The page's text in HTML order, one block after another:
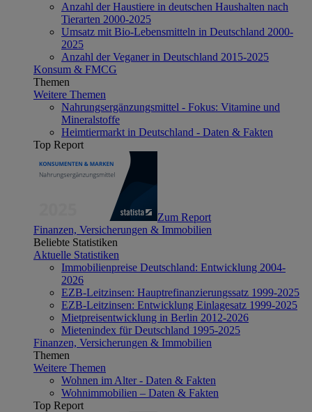
Anzahl der Haustiere in deutschen Haushalten nach
Tierarten 2000-2025
Umsatz mit Bio-Lebensmitteln in Deutschland 2000-
2025
Anzahl der Veganer in Deutschland 2015-2025
Konsum & FMCG
Themen
Weitere Themen
Nahrungsergänzungsmittel - Fokus: Vitamine und
Mineralstoffe
Heimtiermarkt in Deutschland - Daten & Fakten
Top Report
Zum Report
Finanzen, Versicherungen & Immobilien
Beliebte Statistiken
Aktuelle Statistiken
Immobilienpreise Deutschland: Entwicklung 2004-
2026
EZB-Leitzinsen: Hauptrefinanzierungssatz 1999-2025
EZB-Leitzinsen: Entwicklung Einlagesatz 1999-2025
Mietpreisentwicklung in Berlin 2012-2026
Mietenindex für Deutschland 1995-2025
Finanzen, Versicherungen & Immobilien
Themen
Weitere Themen
Wohnen im Alter - Daten & Fakten
Wohnimmobilien – Daten & Fakten
Top Report